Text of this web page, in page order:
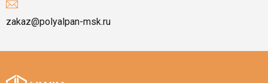
zakaz@polyalpan-msk.ru